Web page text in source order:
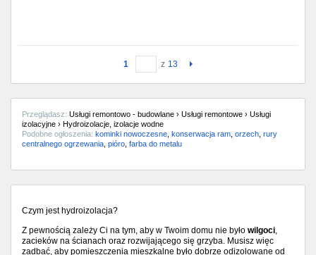
1 z 13
Przeglądasz: Usługi remontowo - budowlane › Usługi remontowe › Usługi
izolacyjne › Hydroizolacje, izolacje wodne
Podobne ogłoszenia: kominki nowoczesne konserwacja ram orzech rury
centralnego ogrzewania pióro farba do metalu
Czym jest hydroizolacja?
Z pewnością zależy Ci na tym, aby w Twoim domu nie było wilgoci,
zacieków na ścianach oraz rozwijającego się grzyba. Musisz więc
zadbać, aby pomieszczenia mieszkalne było dobrze odizolowane od